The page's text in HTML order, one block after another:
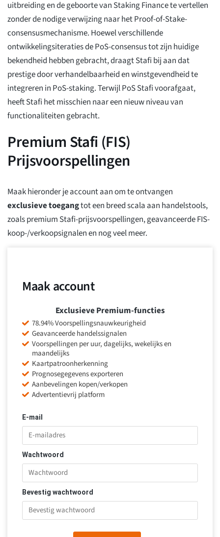
uitbreiding en de geboorte van Staking Finance te vertellen
zonder de nodige verwijzing naar het Proof-of-Stake-
consensusmechanisme. Hoewel verschillende
ontwikkelingsiteraties de PoS-consensus tot zijn huidige
bekendheid hebben gebracht, draagt Stafi bij aan dat
prestige door verhandelbaarheid en winstgevendheid te
integreren in PoS-staking. Terwijl PoS Stafi voorafgaat,
heeft Stafi het misschien naar een nieuw niveau van
functionaliteiten gebracht.
Premium Stafi (FIS)
Prijsvoorspellingen
Maak hieronder je account aan om te ontvangen
exclusieve toegangtot een breed scala aan handelstools,
zoals premium Stafi-prijsvoorspellingen, geavanceerde FIS-
koop-/verkoopsignalen en nog veel meer.
Maak account
E-mail
Wachtwoord
Bevestig wachtwoord
Exclusieve Premium-functies
78.94% Voorspellingsnauwkeurigheid
Geavanceerde handelssignalen
Voorspellingen per uur, dagelijks, wekelijks en
maandelijks
Kaartpatroonherkenning
Prognosegegevens exporteren
Aanbevelingen kopen/verkopen
Advertentievrij platform